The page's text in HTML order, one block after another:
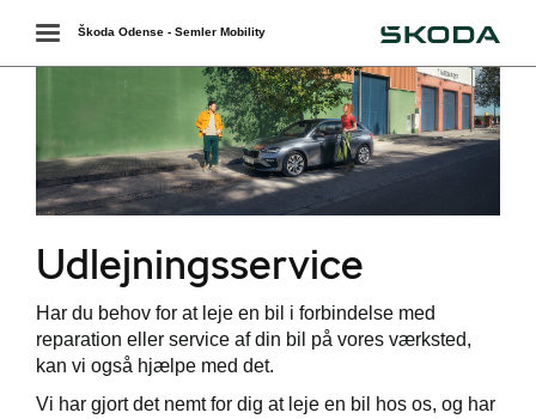
Toggle
navigation
Škoda Odense - Semler Mobility
Udlejningsservice
Har du behov for at leje en bil i forbindelse med
reparation eller service af din bil på vores værksted,
kan vi også hjælpe med det.
Vi har gjort det nemt for dig at leje en bil hos os, og har